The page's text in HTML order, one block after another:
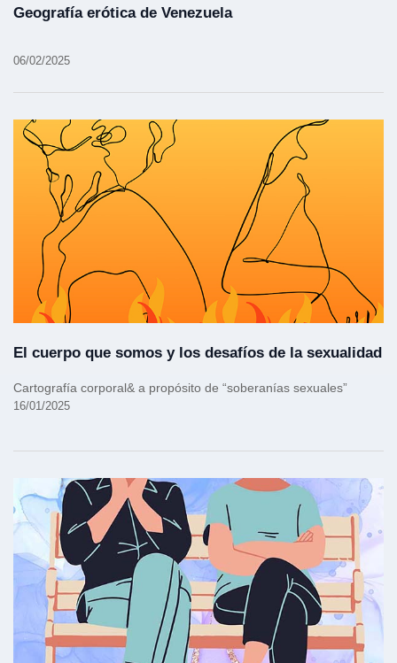
Geografía erótica de Venezuela
06/02/2025
El cuerpo que somos y los desafíos de la sexualidad
Cartografía corporal& a propósito de “soberanías sexuales”
16/01/2025